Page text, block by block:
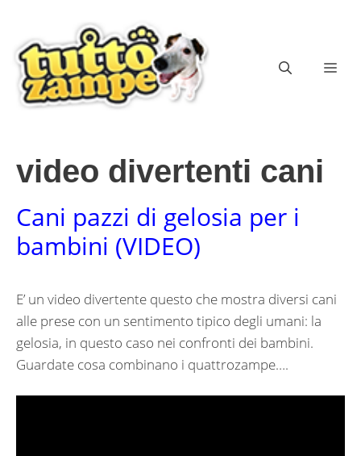
contenuto
video divertenti cani
Cani pazzi di gelosia per i
bambini (VIDEO)
E’ un video divertente questo che mostra diversi cani
alle prese con un sentimento tipico degli umani: la
gelosia, in questo caso nei confronti dei bambini.
Guardate cosa combinano i quattrozampe….